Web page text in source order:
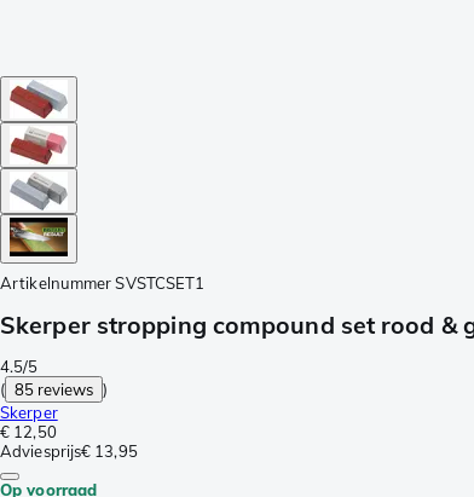
Artikelnummer SVSTCSET1
Skerper stropping compound set rood &
4.5/5
( 85 reviews )
Skerper
€ 12,50
Adviesprijs€ 13,95
Op voorraad